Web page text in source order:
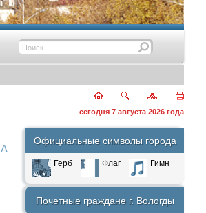
сегодня 7 августа 2026 года
А
Официальные символы города
Герб Флаг Гимн
Почетные граждане г. Вологды